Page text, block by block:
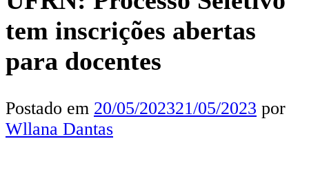
tem inscrições abertas
para docentes
Postado em 20/05/202321/05/2023 por
Wllana Dantas